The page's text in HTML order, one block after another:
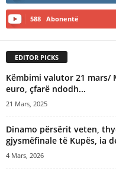
588 Abonentë
EDITOR PICKS
Këmbimi valutor 21 mars/
euro, çfarë ndodh...
21 Mars, 2025
Dinamo përsërit veten,
gjysmëfinale të Kupës, ia
4 Mars, 2026